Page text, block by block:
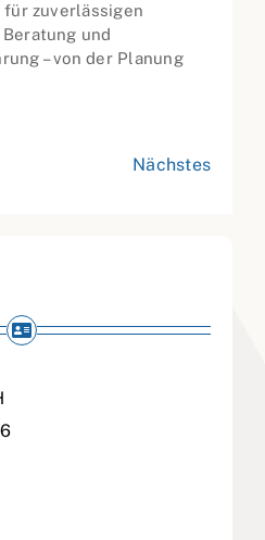
zuverlässigen
und
– von der Planung
Nächstes